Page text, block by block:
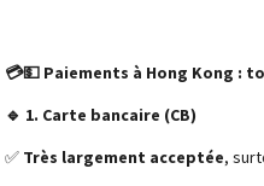
💳💵 Paiements à Hong Kong :
🔹 1. Carte bancaire (CB)
✅ Très largement acceptée,